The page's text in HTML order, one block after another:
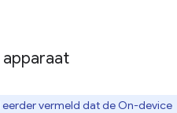
apparaat
vermeld dat de On-device